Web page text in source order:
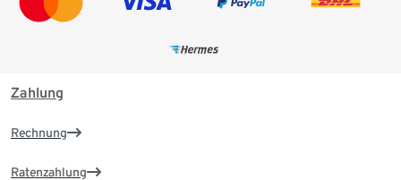
Zahlung
Rechnung
Ratenzahlung